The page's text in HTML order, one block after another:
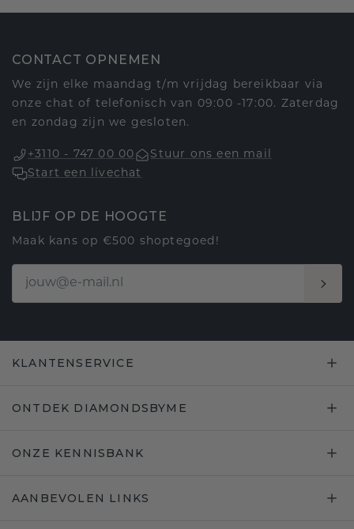
CONTACT OPNEMEN
We zijn elke maandag t/m vrijdag bereikbaar via
onze chat of telefonisch van 09:00 -17:00. Zaterdag
en zondag zijn we gesloten.
+3110 - 747 00 00
Stuur ons een mail
Start een livechat
BLIJF OP DE HOOGTE
Maak kans op €500 shoptegoed!
KLANTENSERVICE
ONTDEK DIAMONDSBYME
ONZE KENNISBANK
AANBEVOLEN LINKS